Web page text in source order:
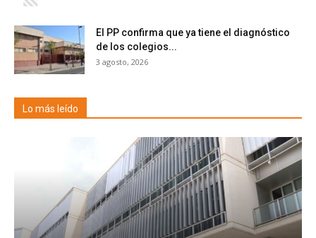
El PP confirma que ya tiene el diagnóstico
de los colegios...
3 agosto, 2026
Lo más leído